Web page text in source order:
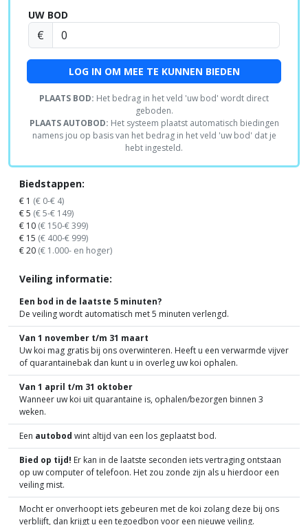
UW BOD
€
LOG IN OM MEE TE KUNNEN BIEDEN
PLAATS BOD: Het bedrag in het veld 'uw bod' wordt direct
geboden.
PLAATS AUTOBOD: Het systeem plaatst automatisch biedingen
namens jou op basis van het bedrag in het veld 'uw bod' dat je
hebt ingesteld.
Biedstappen:
€ 1 (€ 0-€ 4)
€ 5 (€ 5-€ 149)
€ 10 (€ 150-€ 399)
€ 15 (€ 400-€ 999)
€ 20 (€ 1.000- en hoger)
Veiling informatie:
Een bod in de laatste 5 minuten?
De veiling wordt automatisch met 5 minuten verlengd.
Van 1 november t/m 31 maart
Uw koi mag gratis bij ons overwinteren. Heeft u een verwarmde vijver
of quarantainebak dan kunt u in overleg uw koi ophalen.
Van 1 april t/m 31 oktober
Wanneer uw koi uit quarantaine is, ophalen/bezorgen binnen 3
weken.
Een autobod wint altijd van een los geplaatst bod.
Bied op tijd! Er kan in de laatste seconden iets vertraging ontstaan
op uw computer of telefoon. Het zou zonde zijn als u hierdoor een
veiling mist.
Mocht er onverhoopt iets gebeuren met de koi zolang deze bij ons
verblijft, dan krijgt u een tegoedbon voor een nieuwe veiling.